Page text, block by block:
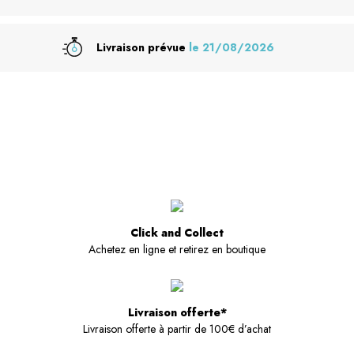
Livraison prévue le 21/08/2026
Click and Collect
Achetez en ligne et retirez en boutique
Livraison offerte*
Livraison offerte à partir de 100€ d’achat